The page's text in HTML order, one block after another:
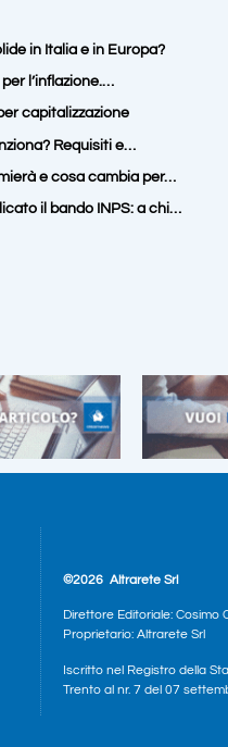
in Italia e in Europa?
l’inflazione.…
capitalizzazione
Requisiti e…
e cosa cambia per…
il bando INPS: a chi…
©2026 Altrarete Srl
Direttore Editoriale: Cosimo
Proprietario: Altrarete Srl
Iscritto nel Registro della
Trento al nr. 7 del 07